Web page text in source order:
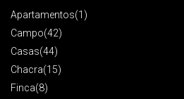
Apartamentos(1)
Campo(42)
Casas(44)
Chacra(15)
Finca(8)